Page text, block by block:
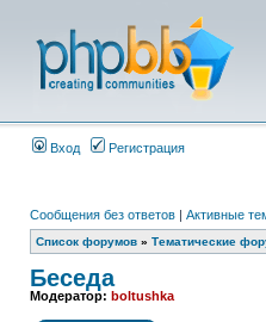
Вход Регистрация
Сообщения без ответов | Активные
Список форумов » Тематические
Беседа
Модератор: boltushka